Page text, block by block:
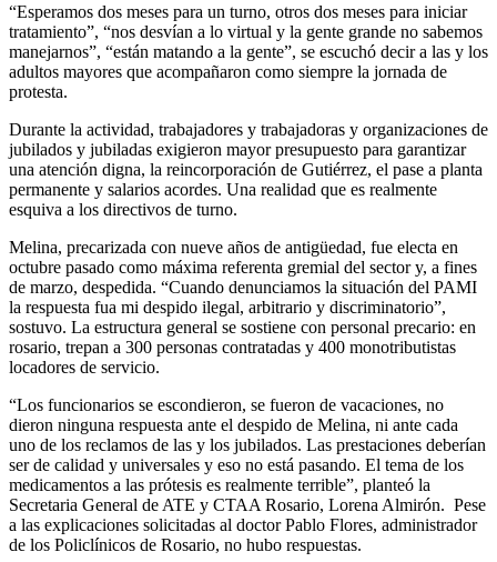
“Esperamos dos meses para un turno, otros dos meses para iniciar
tratamiento”, “nos desvían a lo virtual y la gente grande no sabemos
manejarnos”, “están matando a la gente”, se escuchó decir a las y los
adultos mayores que acompañaron como siempre la jornada de
protesta.
Durante la actividad, trabajadores y trabajadoras y organizaciones de
jubilados y jubiladas exigieron mayor presupuesto para garantizar
una atención digna, la reincorporación de Gutiérrez, el pase a planta
permanente y salarios acordes. Una realidad que es realmente
esquiva a los directivos de turno.
Melina, precarizada con nueve años de antigüedad, fue electa en
octubre pasado como máxima referenta gremial del sector y, a fines
de marzo, despedida. “Cuando denunciamos la situación del PAMI
la respuesta fua mi despido ilegal, arbitrario y discriminatorio”,
sostuvo. La estructura general se sostiene con personal precario: en
rosario, trepan a 300 personas contratadas y 400 monotributistas
locadores de servicio.
“Los funcionarios se escondieron, se fueron de vacaciones, no
dieron ninguna respuesta ante el despido de Melina, ni ante cada
uno de los reclamos de las y los jubilados. Las prestaciones deberían
ser de calidad y universales y eso no está pasando. El tema de los
medicamentos a las prótesis es realmente terrible”, planteó la
Secretaria General de ATE y CTAA Rosario, Lorena Almirón. Pese
a las explicaciones solicitadas al doctor Pablo Flores, administrador
de los Policlínicos de Rosario, no hubo respuestas.